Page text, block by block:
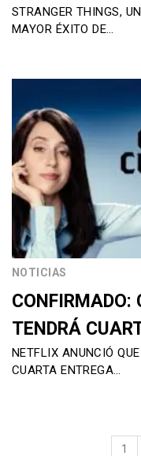
STRANGER THINGS,
MAYOR ÉXITO DE…
NOTICIAS
CONFIRMADO:
TENDRÁ
NETFLIX ANUNCIÓ
CUARTA ENTREGA…
1